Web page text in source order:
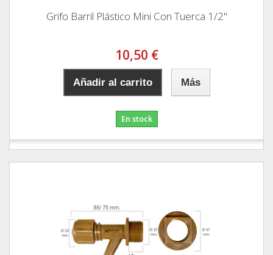
Grifo Barril Plástico Mini Con Tuerca 1/2"
10,50 €
Añadir al carrito Más
En stock